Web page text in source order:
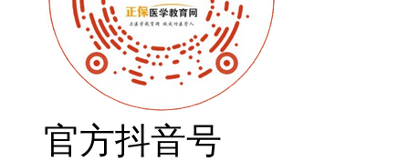
官方抖音号